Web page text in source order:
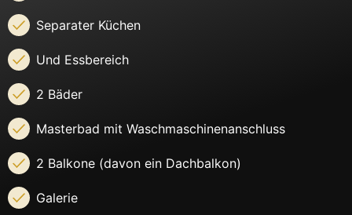
Separater Küchen
Und Essbereich
2 Bäder
Masterbad mit Waschmaschinenanschluss
2 Balkone (davon ein Dachbalkon)
Galerie